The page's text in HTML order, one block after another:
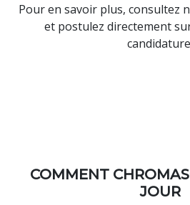
Pour en savoir plus, consultez
et postulez directement
COMMENT
JOUR